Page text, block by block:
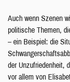
Auch wenn Szenen
politische Themen,
– ein Beispiel: die
der Unzufriedenheit,
vor allem von